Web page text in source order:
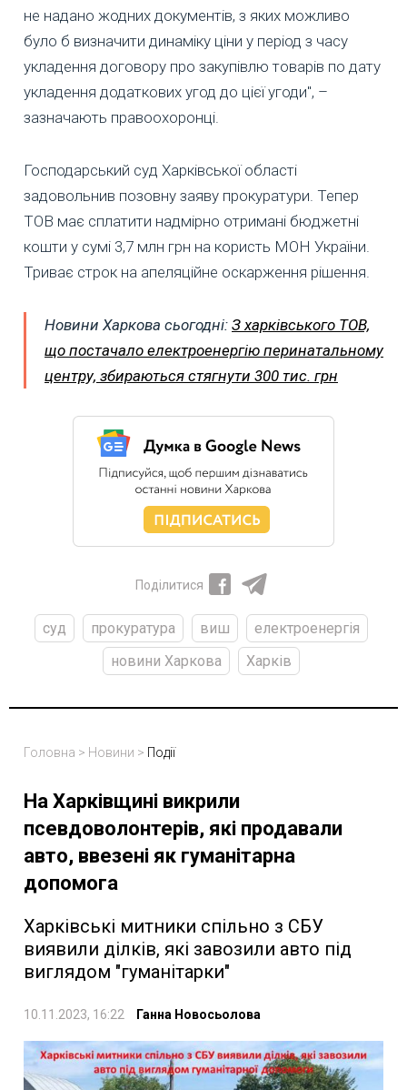
не надано жодних документів, з яких можливо
було б визначити динаміку ціни у період з часу
укладення договору про закупівлю товарів по дату
укладення додаткових угод до цієї угоди", –
зазначають правоохоронці.
Господарський суд Харківської області
задовольнив позовну заяву прокуратури. Тепер
ТОВ має сплатити надмірно отримані бюджетні
кошти у сумі 3,7 млн грн на користь МОН України.
Триває строк на апеляційне оскарження рішення.
Новини Харкова сьогодні: З харківського ТОВ,
що постачало електроенергію перинатальному
центру, збираються стягнути 300 тис. грн
Поділитися
суд прокуратура виш
електроенергія
новини Харкова
Харків
Головна > Новини > Події
На Харківщині викрили
псевдоволонтерів, які продавали
авто, ввезені як гуманітарна
допомога
Харківські митники спільно з СБУ
виявили ділків, які завозили авто під
виглядом "гуманітарки"
10.11.2023, 16:22 Ганна Новосьолова